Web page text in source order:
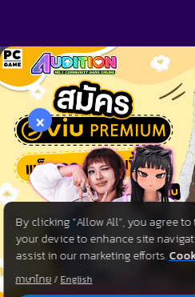
×
By clicking “Allow All”, you agree
your device to enhance site
assist in our marketing efforts.
ภาษาไทย/ English